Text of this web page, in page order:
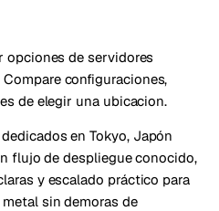
opciones de servidores
configuraciones,
de elegir una ubicacion.
en Tokyo, Japón
flujo de despliegue conocido,
y escalado práctico para
sin demoras de